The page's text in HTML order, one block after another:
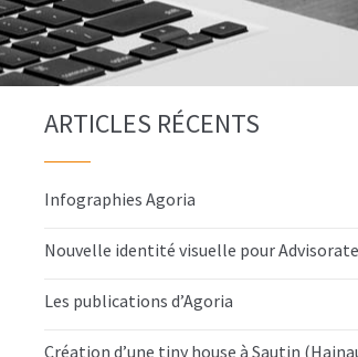
ARTICLES RÉCENTS
Infographies Agoria
Nouvelle identité visuelle pour Advisorate
Les publications d’Agoria
Création d’une tiny house à Sautin